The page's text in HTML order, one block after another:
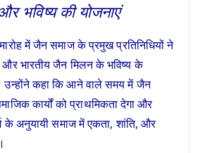
भविष्य की योजनाएं
में जैन समाज के प्रमुख प्रतिनिधियों ने
और भारतीय जैन मिलन के भविष्य के
उन्होंने कहा कि आने वाले समय में जैन
कार्यों को प्राथमिकता देगा और
के अनुयायी समाज में एकता, शांति, और